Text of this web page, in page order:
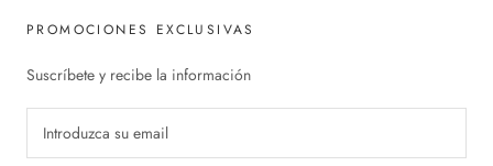
PROMOCIONES EXCLUSIVAS
Suscríbete y recibe la información